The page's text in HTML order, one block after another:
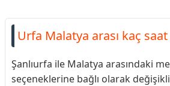
Urfa Malatya arası kaç
Şanlıurfa ile Malatya arasındaki
seçeneklerine bağlı olarak